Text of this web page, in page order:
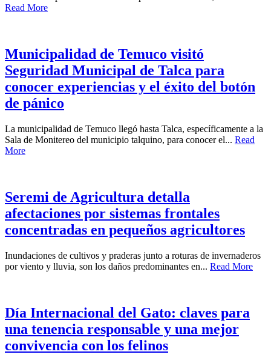
Read More
Municipalidad de Temuco visitó
Seguridad Municipal de Talca para
conocer experiencias y el éxito del botón
de pánico
La municipalidad de Temuco llegó hasta Talca, específicamente a la
Sala de Monitereo del municipio talquino, para conocer el... Read
More
Seremi de Agricultura detalla
afectaciones por sistemas frontales
concentradas en pequeños agricultores
Inundaciones de cultivos y praderas junto a roturas de invernaderos
por viento y lluvia, son los daños predominantes en... Read More
Día Internacional del Gato: claves para
una tenencia responsable y una mejor
convivencia con los felinos